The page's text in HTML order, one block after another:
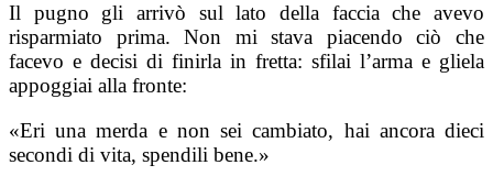
Il pugno gli arrivò sul lato della faccia che avevo
risparmiato prima. Non mi stava piacendo ciò che
facevo e decisi di finirla in fretta: sfilai l’arma e gliela
appoggiai alla fronte:
«Eri una merda e non sei cambiato, hai ancora dieci
secondi di vita, spendili bene.»